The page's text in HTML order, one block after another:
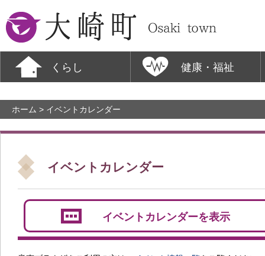
大崎町
くらし 健康・福祉
ホーム > イベントカレンダー
イベントカレンダー
イベントカレンダーを表示